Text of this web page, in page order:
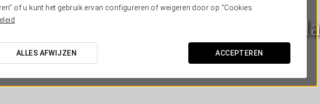
of u kunt het gebruik ervan configureren of weigeren door op "Cookies
ALLES AFWIJZEN ACCEPTEREN
Eurostars Marqués de
CARTAGENA DE INDIAS